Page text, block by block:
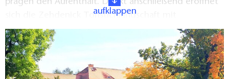
prägen den Aufenthalt. Direkt anschließend eröffnet
sich die Zehdenick Tonstichlandschaft mit
zahlreichen kleinen Seen, eine in Europa einzigartige
Kulisse. Ob mit Motorboot, Tret- oder Paddelbooten
oder mit dem Fahrrad entlang des Radwegs Berlin–
Kopenhagen: Die reizvolle Umgebung bietet
aufklappen